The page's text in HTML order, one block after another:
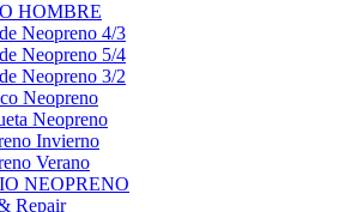
HOMBRE
Neopreno 4/3
Neopreno 5/4
Neopreno 3/2
Neopreno
Neopreno
Invierno
Verano
NEOPRENO
Repair